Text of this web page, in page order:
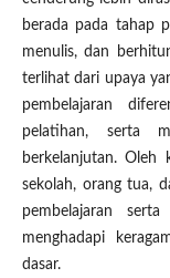
berada pada tahap
menulis, dan
terlihat dari upaya
pembelajaran
pelatihan, serta
berkelanjutan. Oleh
sekolah, orang tua,
pembelajaran
menghadapi
dasar.